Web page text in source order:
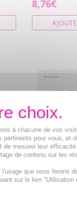
8,76€
60
capsules
à chacune de vos
pour vous, et
mesurer leur
de contenu sur les
que nous ferons
sur le lien "Utilisation